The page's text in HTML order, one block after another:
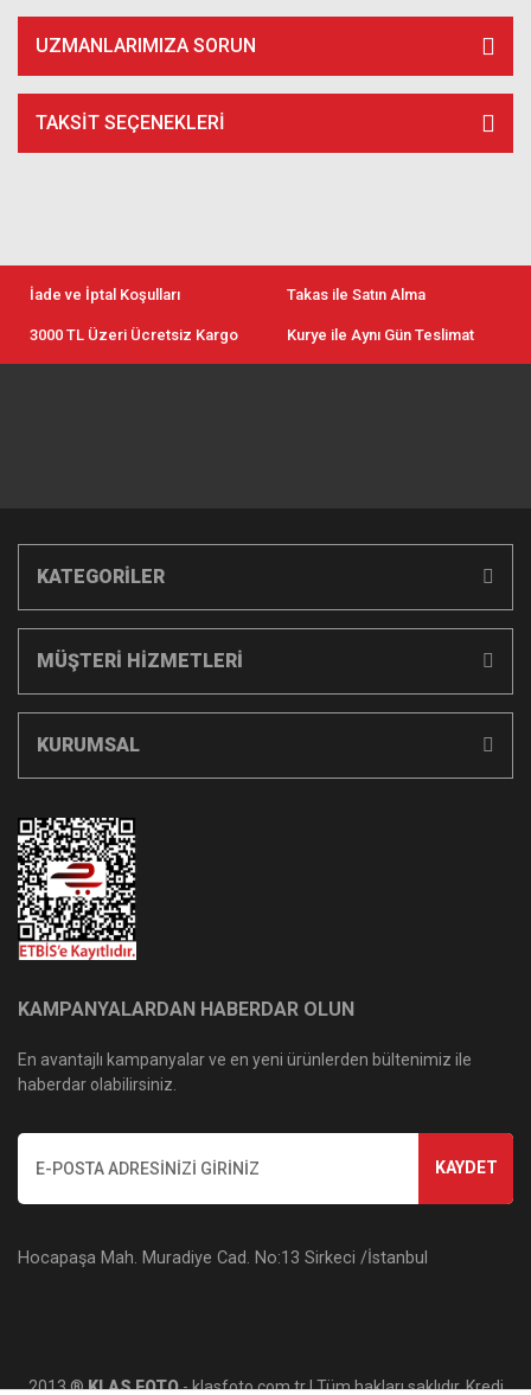
UZMANLARIMIZA SORUN
TAKSIT SEÇENEKLERI
İade ve İptal Koşulları Takas ile Satın Alma
3000 TL Üzeri Ücretsiz Kargo Kurye ile Aynı Gün Teslimat
KATEGORİLER
MÜŞTERİ HİZMETLERİ
KURUMSAL
KAMPANYALARDAN HABERDAR OLUN
En avantajlı kampanyalar ve en yeni ürünlerden bültenimiz ile
haberdar olabilirsiniz.
KAYDET
Hocapaşa Mah. Muradiye Cad. No:13 Sirkeci /İstanbul
2013 ®KLAS FOTO- klasfoto.com.tr | Tüm hakları saklıdır. Kredi